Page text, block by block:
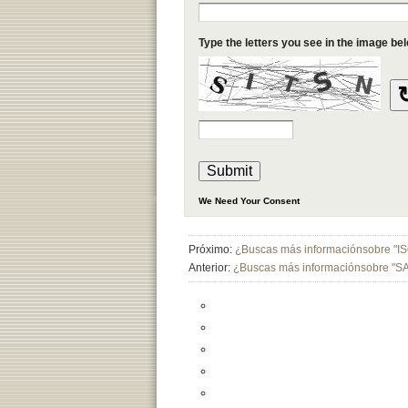
Próximo: ¿Buscas más informaciónsobre
Anterior: ¿Buscas más informaciónsobre